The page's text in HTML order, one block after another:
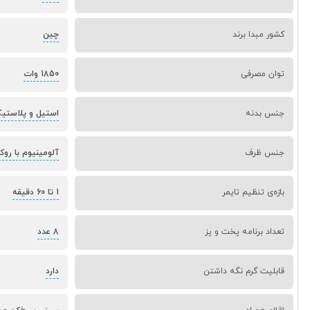
کشور مبدا برند چین
توان مصرفی 1850 وات
جنس بدنه استیل و
جنس ظرف آلومینیوم با
بازه‌ی تنظیم تایمر 1 تا 60 دقیقه
تعداد برنامه پخت و پز 8 عدد
قابلیت گرم نگه داشتن دارد